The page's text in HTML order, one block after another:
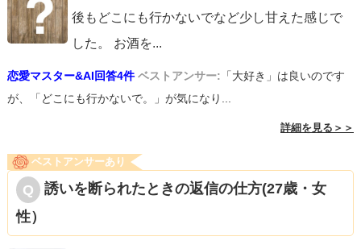
後もどこにも行かないでなど少し甘えた感じで
した。 お酒を...
恋愛マスター&AI回答4件 ベストアンサー: 「大好き」は良いのです
が、「どこにも行かないで。」が気になり...
詳細を見る＞＞
ベストアンサーあり
誘いを断られたときの返信の仕方(27歳・女
性）